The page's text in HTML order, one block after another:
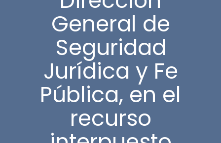
General de
Seguridad
Jurídica y Fe
Pública, en el
recurso